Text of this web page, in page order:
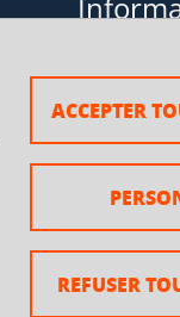
ACCEPTER
REFUSER
Plan du site
Mentions
Crédits